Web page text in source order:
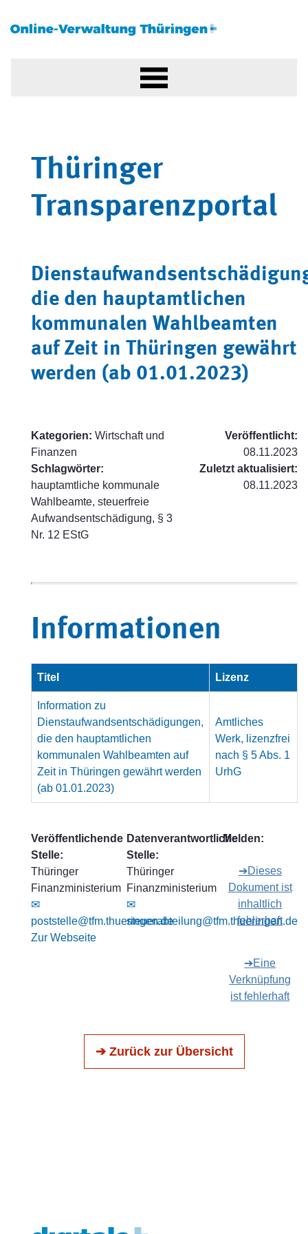
Thüringer
Transparenzportal
die den hauptamtlichen
kommunalen Wahlbeamten
auf Zeit in Thüringen gewährt
werden (ab 01.01.2023)
Kategorien: Wirtschaft und
Finanzen
Schlagwörter:
hauptamtliche kommunale
Wahlbeamte, steuerfreie
Aufwandsentschädigung, § 3
Nr. 12 EStG
Veröffentlicht:
08.11.2023
Zuletzt aktualisiert:
08.11.2023
Informationen
Titel Lizenz
Information zu
Dienstaufwandsentschädigungen,
die den hauptamtlichen
kommunalen Wahlbeamten auf
Zeit in Thüringen gewährt werden
(ab 01.01.2023)
Amtliches
Werk, lizenzfrei
nach § 5 Abs. 1
UrhG
Veröffentlichende
Stelle:
Thüringer
Finanzministerium
✉
poststelle@tfm.thueringen.de
Zur Webseite
Datenverantwortliche
Stelle:
Thüringer
Finanzministerium
✉
steuerabteilung@tfm.thueringen.de
Melden:
➔Dieses
Dokument ist
inhaltlich
fehlerhaft
➔Eine
Verknüpfung
ist fehlerhaft
➔ Zurück zur Übersicht